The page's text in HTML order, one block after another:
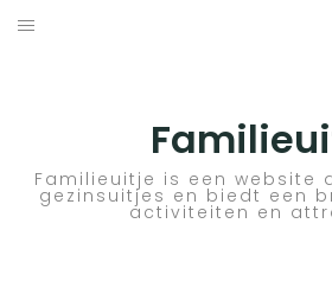
Skip
Familieuitje is een website
gezinsuitjes en biedt een
activiteiten en
HOTELTIPS